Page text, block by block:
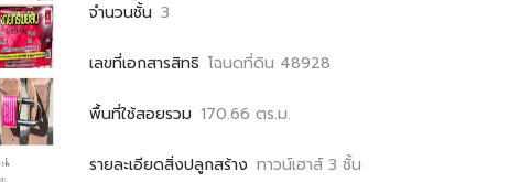
จำนวนชั้น 3
เลขที่เอกสารสิทธิ โฉนดที่ดิน 48928
พื้นที่ใช้สอยรวม 170.66 ตร.ม.
รายละเอียดสิ่งปลูกสร้าง ทาวน์เฮาส์ 3 ชั้น